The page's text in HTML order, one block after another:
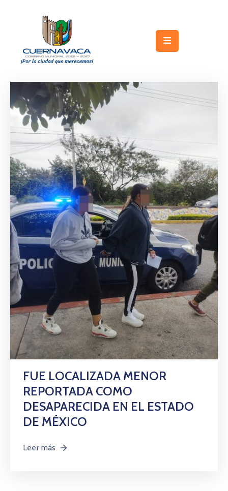
Gobierno
Turismo
Trámites
Licitaciones
Transparencia
Directorio
Citas
FUE LOCALIZADA MENOR
REPORTADA COMO
DESAPARECIDA EN EL ESTADO
DE MÉXICO
Leer más